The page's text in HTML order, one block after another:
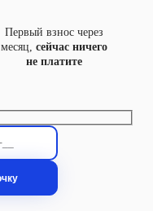
Первый взнос через
месяц,сейчас ничего
не платите